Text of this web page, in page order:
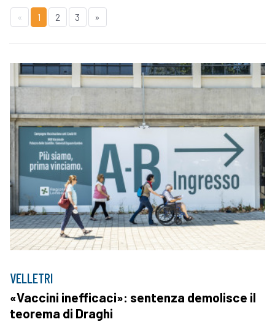
« 1 2 3 »
VELLETRI
«Vaccini inefficaci»: sentenza demolisce il
teorema di Draghi